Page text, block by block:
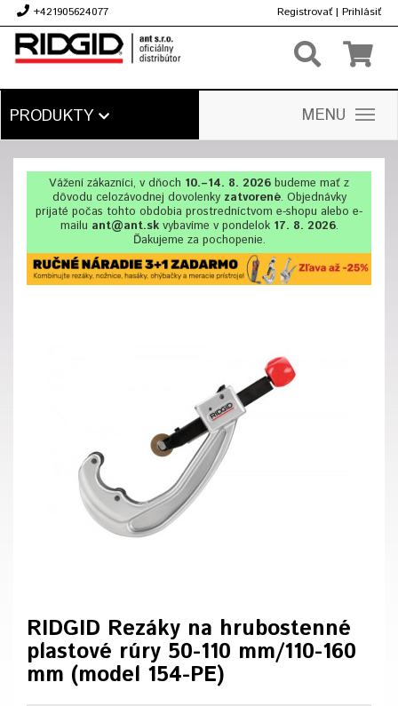
+421905624077 Registrovať | Prihlásiť
PRODUKTY MENU
Vážení zákazníci, v dňoch 10.–14. 8. 2026 budeme mať z
dôvodu celozávodnej dovolenkyzatvorené. Objednávky
prijaté počas tohto obdobia prostredníctvom e-shopu alebo e-
mailu ant@ant.skvybavíme v pondelok 17. 8. 2026.
Ďakujeme za pochopenie.
RIDGID Rezáky na hrubostenné
plastové rúry 50-110 mm/110-160
mm (model 154-PE)